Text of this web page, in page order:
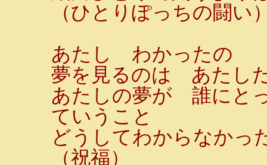
（ひとりぽっちの闘い
あたし わかったの
夢を見るのは あたし
あたしの夢が 誰にと
ていうこと
どうしてわからなかっ
（祝福）